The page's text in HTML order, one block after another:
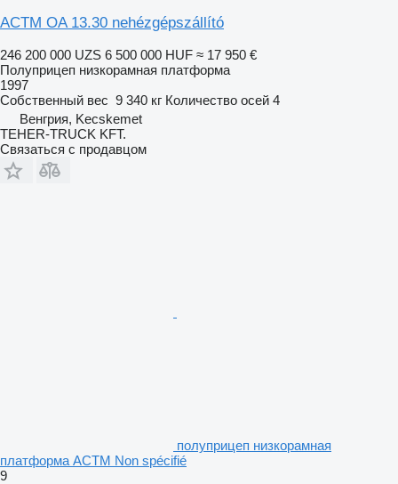
ACTM OA 13.30 nehézgépszállító
246 200 000 UZS 6 500 000 HUF ≈ 17 950 €
Полуприцеп низкорамная платформа
1997
Собственный вес 9 340 кг Количество осей 4
Венгрия, Kecskemet
TEHER-TRUCK KFT.
Связаться с продавцом
полуприцеп низкорамная
платформа ACTM Non spécifié
9